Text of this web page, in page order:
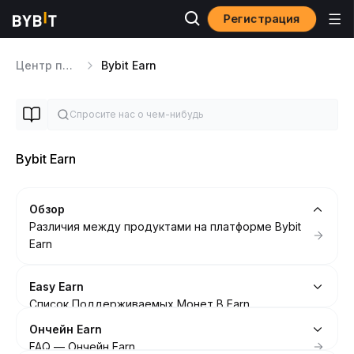
Регистрация
Центр помощи Bybit Earn
Bybit Earn
Обзор
Различия между продуктами на платформе Bybit
Earn
Easy Earn
Список Поддерживаемых Монет В Earn
Ончейн Earn
FAQ — Ончейн Earn